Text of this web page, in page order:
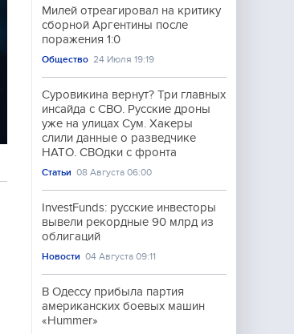
Милей отреагировал на критику
сборной Аргентины после
поражения 1:0
Общество 24 Июля 19:19
Суровикина вернут? Три главных
инсайда с СВО. Русские дроны
уже на улицах Сум. Хакеры
слили данные о разведчике
НАТО. СВОдки с фронта
Статьи 08 Августа 06:00
InvestFunds: русские инвесторы
вывели рекордные 90 млрд из
облигаций
Новости 04 Августа 09:11
В Одессу прибыла партия
американских боевых машин
«Hummer»